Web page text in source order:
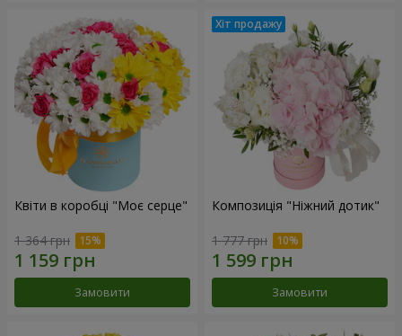
Квіти в коробці "Моє серце"
1 364 грн
Замовити
Композиція "Ніжний дотик"
1 777 грн
Замовити